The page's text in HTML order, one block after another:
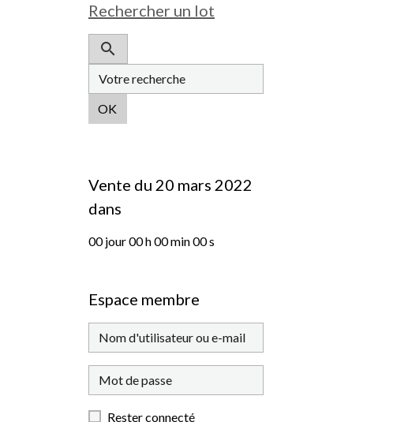
Rechercher un lot
OK
Vente du 20 mars 2022
dans
00jour00h00min00s
Espace membre
Rester connecté